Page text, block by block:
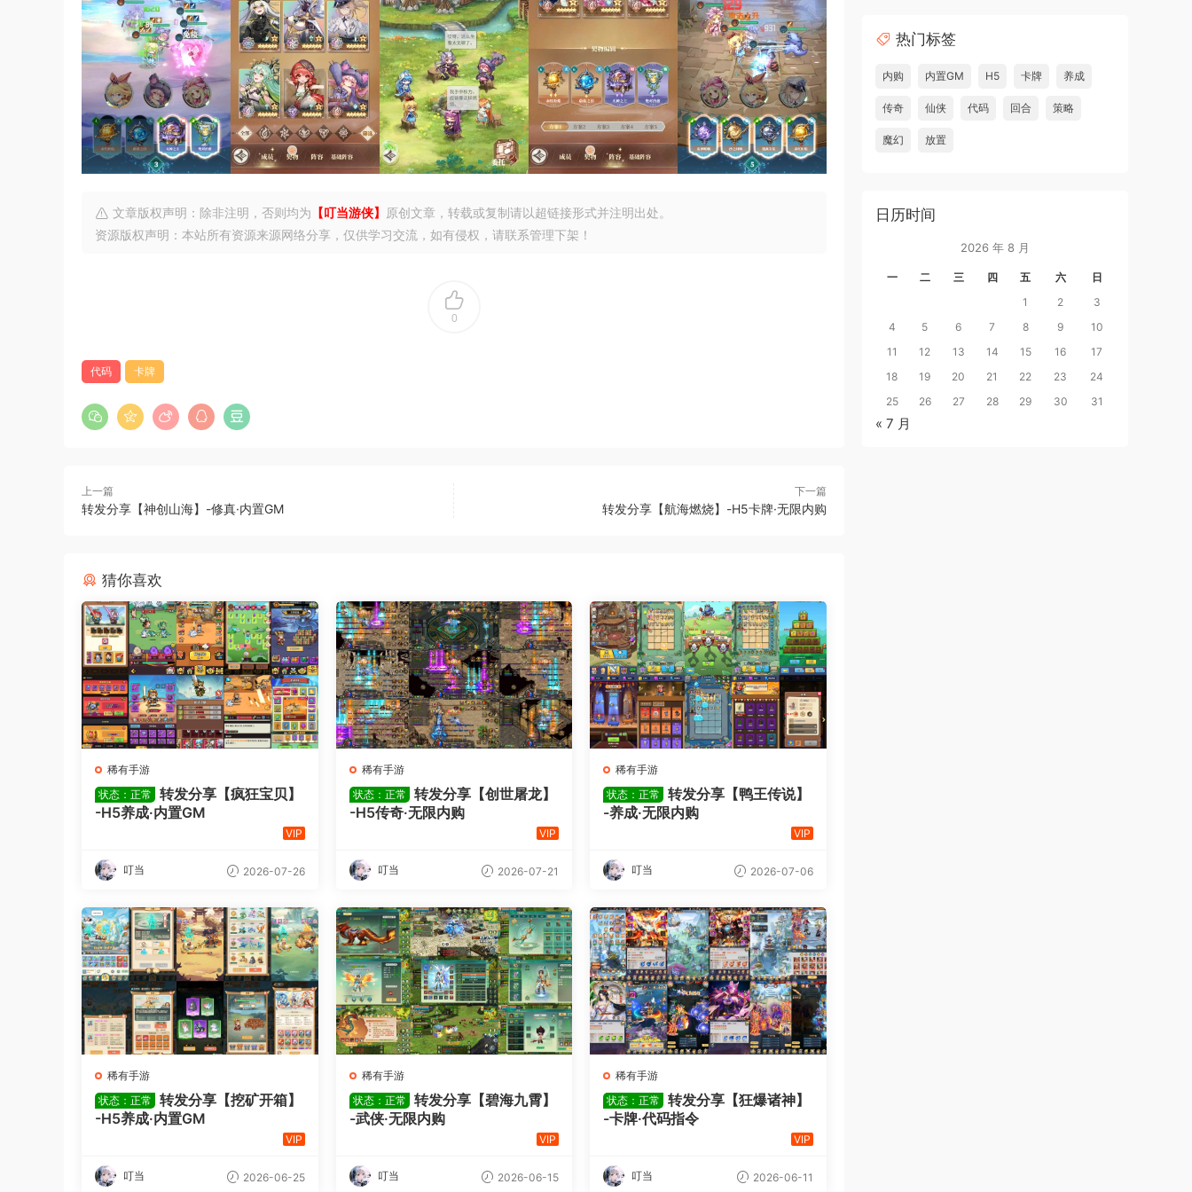
文章版权声明：除非注明，否则均为 【叮当游侠】
原创文章，转载或复制请以超链接形式并注明出处。
资源版权声明：本站所有资源来源网络分享，仅供学习交流，如有侵权，请联系管理下架！
0
代码 卡牌
上一篇
转发分享【神创山海】-修真·内置GM
下一篇
转发分享【航海燃烧】-H5卡牌·无限内购
猜你喜欢
稀有手游
状态：正常
转发分享【疯狂宝贝】
-H5养成·内置GM
VIP
叮当 2026-07-26
稀有手游
状态：正常
转发分享【创世屠龙】
-H5传奇·无限内购
VIP
叮当 2026-07-21
稀有手游
状态：正常
转发分享【鸭王传说】
-养成·无限内购
VIP
叮当 2026-07-06
稀有手游
状态：正常
转发分享【挖矿开箱】
-H5养成·内置GM
VIP
叮当 2026-06-25
稀有手游
状态：正常
转发分享【碧海九霄】
-武侠·无限内购
VIP
叮当 2026-06-15
稀有手游
状态：正常
转发分享【狂爆诸神】
-卡牌·代码指令
VIP
叮当 2026-06-11
热门标签
内购 内置GM H5 卡牌 养成
传奇 仙侠 代码 回合 策略
魔幻 放置
日历时间
2026 年 8 月
一 二 三 四 五 六
日
1
2
3
4
5 6 7 8 9
10
11
12 13 14 15 16
17
18
19 20 21 22 23
24
25
26 27 28 29 30 31
« 7 月